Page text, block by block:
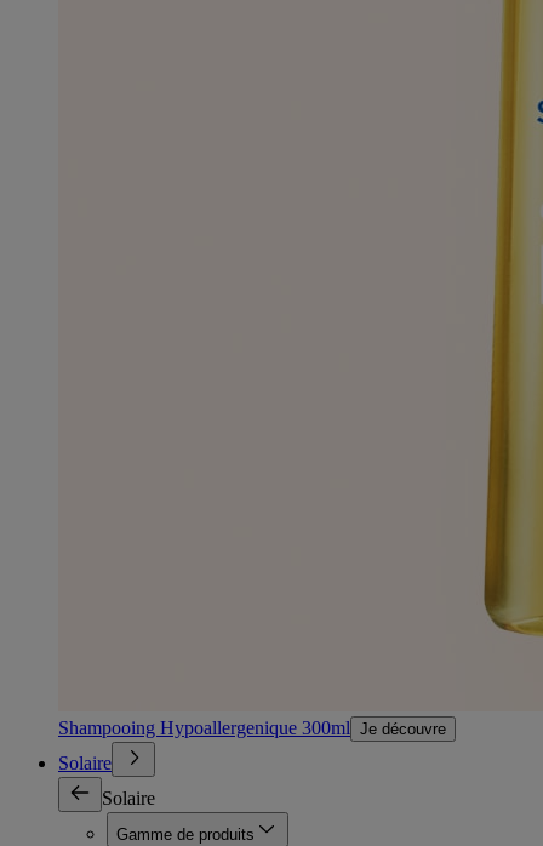
Shampooing Hypoallergenique 300ml Je découvre
Solaire
Solaire
Gamme de produits